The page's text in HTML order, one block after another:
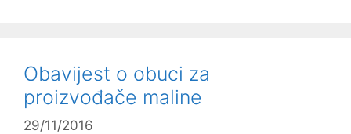
Obavijest o obuci za
proizvođače maline
29/11/2016